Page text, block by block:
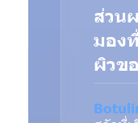
ส่วน
มอง
ผิวข